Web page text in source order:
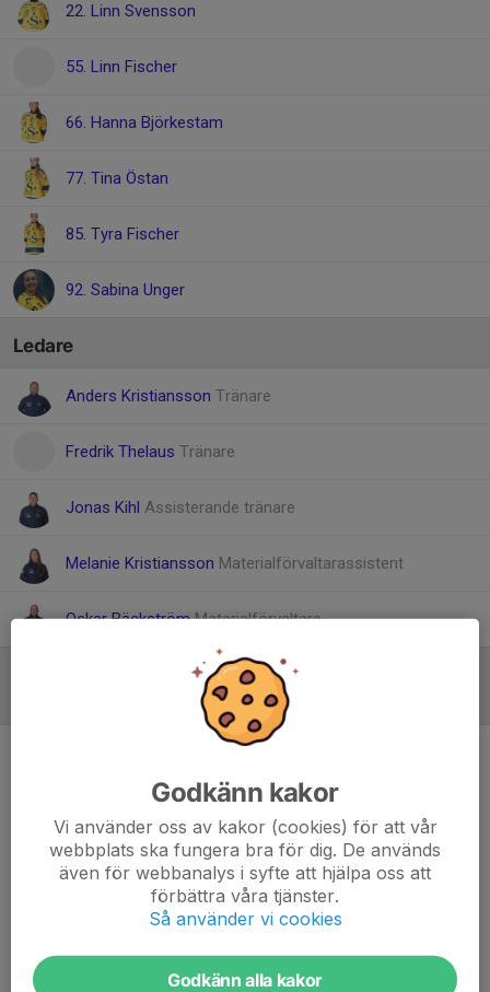
22. Linn Svensson
55. Linn Fischer
66. Hanna Björkestam
77. Tina Östan
85. Tyra Fischer
92. Sabina Unger
Ledare
Anders Kristiansson Tränare
Fredrik Thelaus Tränare
Jonas Kihl Assisterande tränare
Melanie Kristiansson Materialförvaltarassistent
Oskar BäckströmMaterialförvaltare
Referat
Damerna går på ledighet med ny vinst
Godkänn kakor
Vi använder oss av kakor (cookies) för att vår
webbplats ska fungera bra för dig. De används
även för webbanalys i syfte att hjälpa oss att
förbättra våra tjänster.
Så använder vi cookies
Godkänn alla kakor